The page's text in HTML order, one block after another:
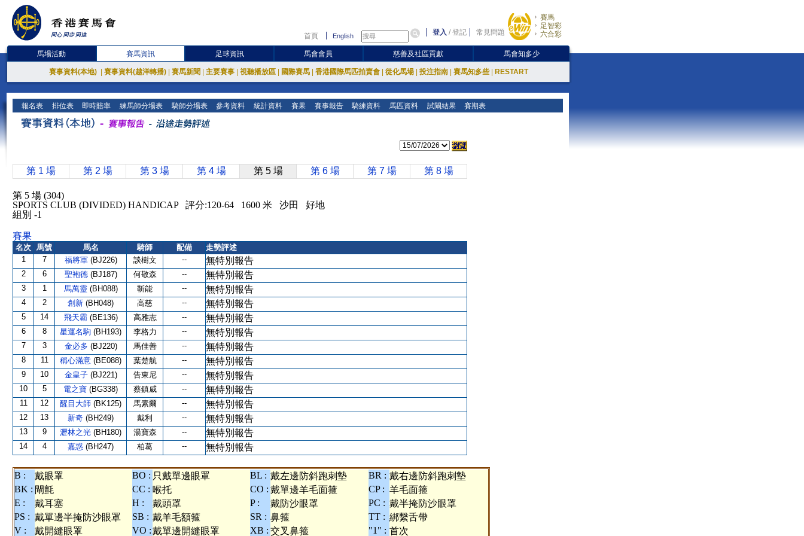
首頁 English 登入 /登記 常見問題
賽馬
足智彩
六合彩
馬場活動 賽馬資訊 足球資訊 馬會會員 慈善及社區貢獻 馬會知多少
賽事資料(本地) 賽事資料(越洋轉播) 賽馬新聞 主要賽事 視聽播放區 國際賽馬 香港國際馬匹拍賣會 從化馬場 投注指南 賽馬知多些 RESTART
報名表 排位表 即時賠率 練馬師分場表 騎師分場表 參考資料 統計資料 賽果 賽事報告 騎練資料 馬匹資料 試閘結果 賽期表
第 1 場 第 2 場 第 3 場 第 4 場 第 5 場 第 6 場 第 7 場 第 8 場
第 5 場 (304)
SPORTS CLUB (DIVIDED) HANDICAP 評分:120-64 1600 米 沙田 好地
組別 -1
賽果
名次 馬號 馬名 騎師 配備
走勢評述
1
7 福將軍 (BJ226) 談樹文 -- 無特別報告
2 6 聖袍德 (BJ187) 何敬森 -- 無特別報告
3 1 馬萬靈 (BH088) 靳能 -- 無特別報告
4 2 創新 (BH048) 高慈 -- 無特別報告
5 14 飛天霸 (BE136) 高雅志 -- 無特別報告
6 8 星運名駒 (BH193) 李格力 -- 無特別報告
7 3 金必多 (BJ220) 馬佳善 -- 無特別報告
8 11 稱心滿意 (BE088) 葉楚航 -- 無特別報告
9 10 金皇子 (BJ221) 告東尼 -- 無特別報告
10 5 電之寶 (BG338) 蔡鎮威 -- 無特別報告
11 12 醒目大師 (BK125) 馬素爾 -- 無特別報告
12 13 新奇 (BH249) 戴利 -- 無特別報告
13 9 瀝林之光 (BH180) 湯寶森 -- 無特別報告
14 4 嘉惑 (BH247) 柏葛 -- 無特別報告
B : 戴眼罩 BO : 只戴單邊眼罩 BL : 戴左邊防斜跑刺墊 BR : 戴右邊防斜跑刺墊
BK : 閘氈 CC : 喉托 CO : 戴單邊羊毛面箍 CP : 羊毛面箍
E :
戴耳塞 H : 戴頭罩 P : 戴防沙眼罩 PC : 戴半掩防沙眼罩
PS : 戴單邊半掩防沙眼罩 SB : 戴羊毛額箍 SR : 鼻箍 TT : 綁繫舌帶
V :
戴開縫眼罩 VO :戴單邊開縫眼罩 XB : 交叉鼻箍 "1" : 首次